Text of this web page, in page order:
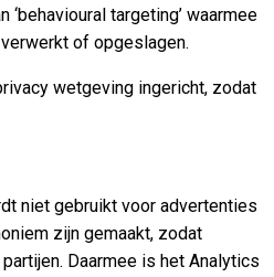
targeting’ waarmee
of opgeslagen.
wetgeving ingericht, zodat
niet gebruikt voor advertenties
zijn gemaakt, zodat
Daarmee is het Analytics